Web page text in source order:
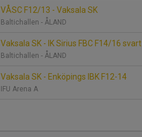
VÅSC F12/13 - Vaksala SK
Baltichallen - ÅLAND
Vaksala SK - IK Sirius FBC F14/16 svart
Baltichallen - ÅLAND
Vaksala SK - Enköpings IBK F12-14
IFU Arena A